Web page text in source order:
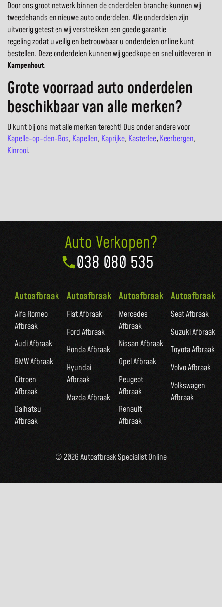
Door ons groot netwerk binnen de onderdelen branche kunnen wij
tweedehands en nieuwe auto onderdelen. Alle onderdelen zijn
uitvoerig getest en wij verstrekken een goede garantie
regeling zodat u veilig en betrouwbaar u onderdelen online kunt
bestellen. Deze onderdelen kunnen wij goedkope en snel uitleveren in
Kampenhout.
Grote voorraad auto onderdelen
beschikbaar van alle merken?
U kunt bij ons met alle merken terecht! Dus onder andere voor
Kapelle-op-den-Bos, Kapellen, Kaprijke, Kasterlee, Keerbergen,
Kinrooi.
Auto Verkopen?
038 080 535
Autoafbraak
Alfa Romeo
Afbraak
Audi Afbraak
BMW Afbraak
Citroen
Afbraak
Daihatsu
Afbraak
Autoafbraak
Fiat Afbraak
Ford Afbraak
Honda Afbraak
Hyundai
Afbraak
Mazda Afbraak
Autoafbraak
Mercedes
Afbraak
Nissan Afbraak
Opel Afbraak
Peugeot
Afbraak
Renault
Afbraak
Autoafbraak
Seat Afbraak
Suzuki Afbraak
Toyota Afbraak
Volvo Afbraak
Volkswagen
Afbraak
© 2026 Autoafbraak Specialist Online